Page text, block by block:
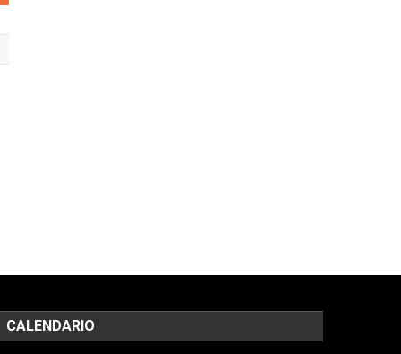
CALENDARIO